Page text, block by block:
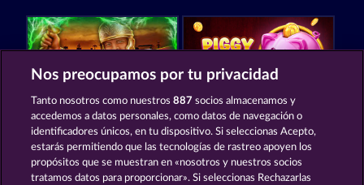
Roman Legion Xtreme Piggy Collect Multiply
Nos preocupamos por tu privacidad
Tanto nosotros como nuestros887 socios almacenamos y
accedemos a datos personales, como datos de navegación o
identificadores únicos, en tu dispositivo. Si seleccionas Acepto,
estarás permitiendo que las tecnologías de rastreo apoyen los
propósitos que se muestran en «nosotros y nuestros socios
tratamos datos para proporcionar». Si seleccionas Rechazarlas